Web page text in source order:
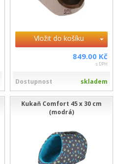
Vložit do košíku
849.00 Kč
s DPH
Dostupnost skladem
Kukaň Comfort 45 x 30 cm
(modrá)